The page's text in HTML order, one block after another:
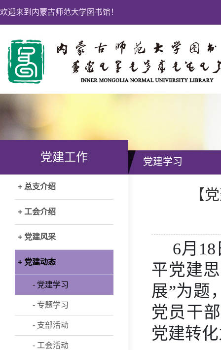
欢迎来到内蒙古师范大学图书馆！
党建工作
+ 总支介绍
+ 工会介绍
+ 党建风采
+ 党建动态
- 党建学习
- 专题学习
- 支部活动
- 工会活动
党建学习
【
6月
平党建
展”为题
党员干
党建转